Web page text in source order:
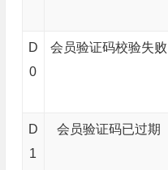
D
0
会员验证码校验失败
D
1
会员验证码已过期